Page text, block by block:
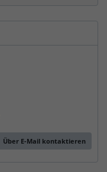
Über E-Mail kontaktieren